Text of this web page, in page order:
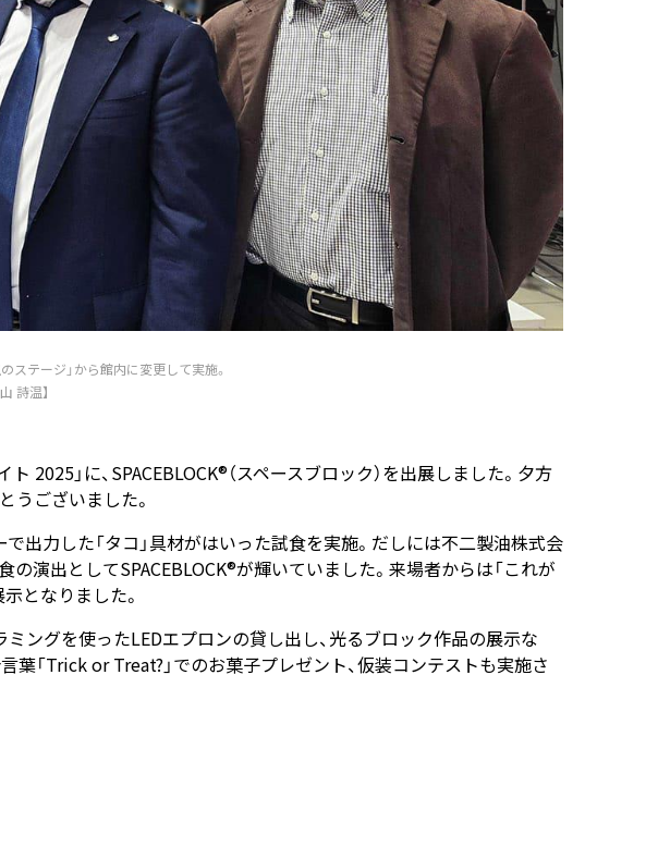
ステージ」から館内に変更して実施。
詩温】
2025」に、SPACEBLOCK®（スペースブロック）を出展しました。夕方
うございました。
力した「タコ」具材がはいった試食を実施。だしには不二製油株式会
演出としてSPACEBLOCK®が輝いていました。来場者からは「これが
となりました。
ミングを使ったLEDエプロンの貸し出し、光るブロック作品の展示な
「Trick or Treat?」でのお菓子プレゼント、仮装コンテストも実施さ